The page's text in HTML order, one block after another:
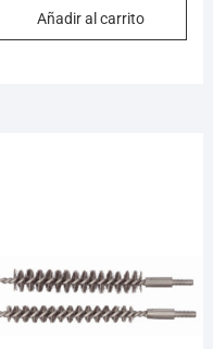
Añadir al carrito